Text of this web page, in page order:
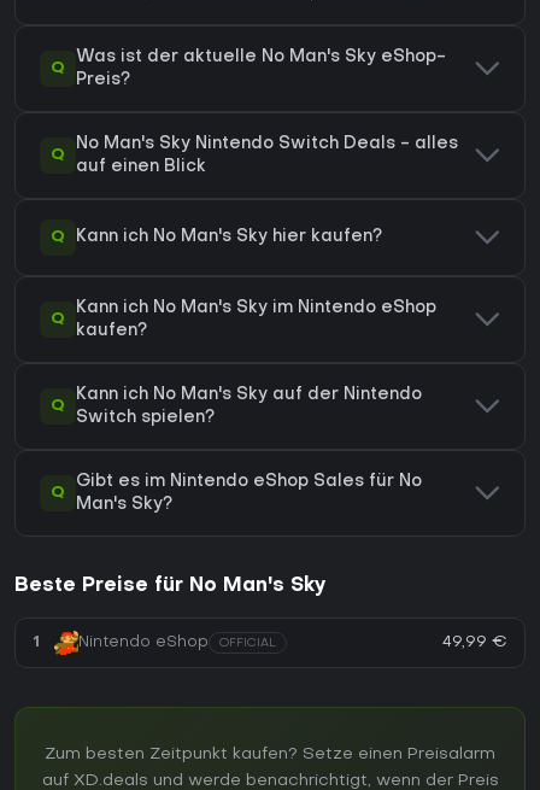
Q
Was ist der aktuelle No Man's Sky eShop-
Preis?
Q
No Man's Sky Nintendo Switch Deals - alles
auf einen Blick
Q Kann ich No Man's Sky hier kaufen?
Q
Kann ich No Man's Sky im Nintendo eShop
kaufen?
Q
Kann ich No Man's Sky auf der Nintendo
Switch spielen?
Q
Gibt es im Nintendo eShop Sales für No
Man's Sky?
Beste Preise für No Man's Sky
1 Nintendo eShop OFFICIAL 49,99 €
Zum besten Zeitpunkt kaufen? Setze einen Preisalarm
auf XD.deals und werde benachrichtigt, wenn der Preis